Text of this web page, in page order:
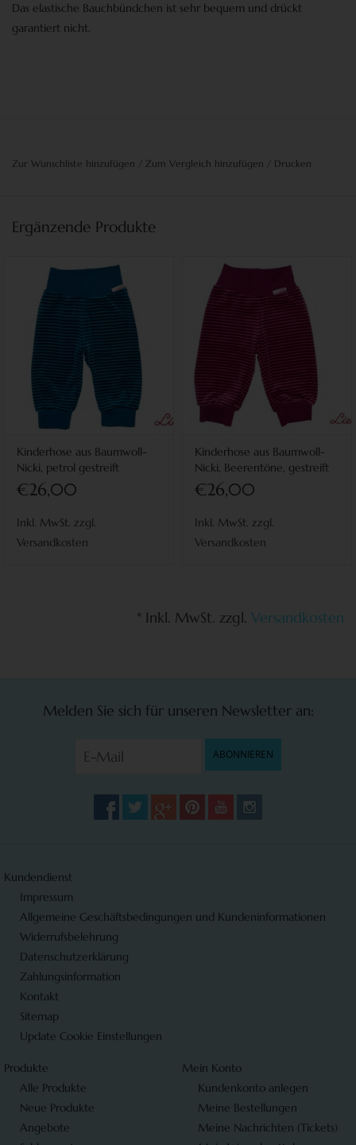
Das elastische Bauchbündchen ist sehr bequem und drückt
garantiert nicht.
Zur Wunschliste hinzufügen Zum Vergleich hinzufügen Drucken
Ergänzende Produkte
Kinderhose aus Baumwoll-
Nicki, petrol gestreift
€26,00
Inkl. MwSt. zzgl.
Versandkosten
Kinderhose aus Baumwoll-
Nicki, Beerentöne, gestreift
€26,00
Inkl. MwSt. zzgl.
Versandkosten
* Inkl. MwSt. zzgl. Versandkosten
Melden Sie sich für unseren Newsletter an:
ABONNIEREN
Kundendienst
Impressum
Allgemeine Geschäftsbedingungen und Kundeninformationen
Widerrufsbelehrung
Datenschutzerklärung
Zahlungsinformation
Kontakt
Sitemap
Update Cookie Einstellungen
Produkte
Alle Produkte
Neue Produkte
Angebote
Mein Konto
Kundenkonto anlegen
Meine Bestellungen
Meine Nachrichten (Tickets)